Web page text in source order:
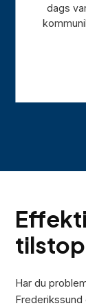
Har du
Frederikssund